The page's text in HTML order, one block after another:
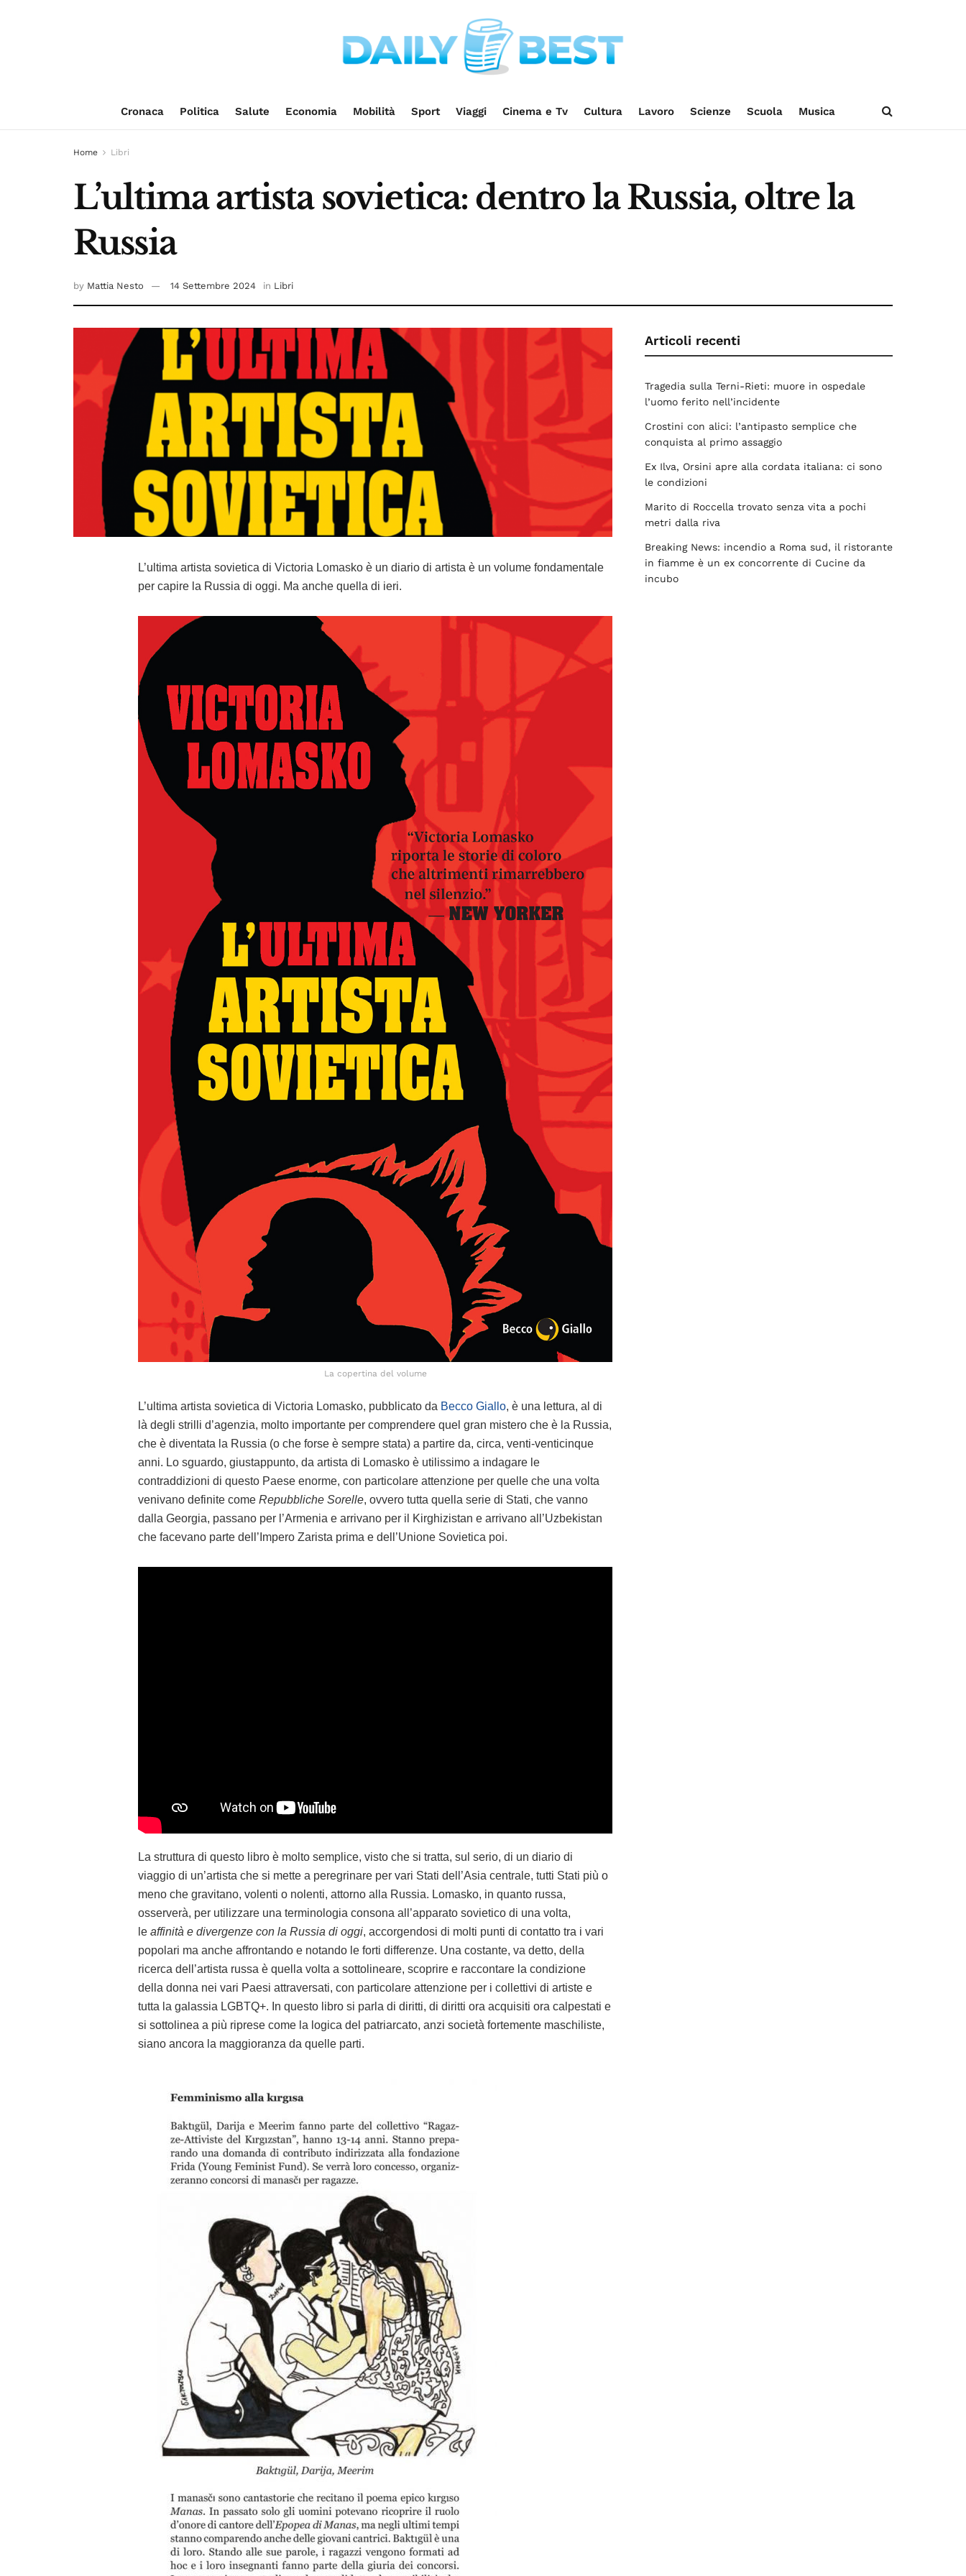
Cronaca Politica Salute Economia Mobilità Sport Viaggi Cinema e Tv Cultura Lavoro Scienze Scuola Musica
Home Libri
L’ultima artista sovietica: dentro la Russia, oltre la
Russia
by Mattia Nesto 14 Settembre 2024 in Libri
L’ultima artista sovietica di Victoria Lomasko è un diario di artista è un volume fondamentale
per capire la Russia di oggi. Ma anche quella di ieri.
La copertina del volume
L’ultima artista sovietica di Victoria Lomasko, pubblicato da Becco Giallo, è una lettura, al di
là degli strilli d’agenzia, molto importante per comprendere quel gran mistero che è la Russia,
che è diventata la Russia (o che forse è sempre stata) a partire da, circa, venti-venticinque
anni. Lo sguardo, giustappunto, da artista di Lomasko è utilissimo a indagare le
contraddizioni di questo Paese enorme, con particolare attenzione per quelle che una volta
venivano definite come Repubbliche Sorelle, ovvero tutta quella serie di Stati, che vanno
dalla Georgia, passano per l’Armenia e arrivano per il Kirghizistan e arrivano all’Uzbekistan
che facevano parte dell’Impero Zarista prima e dell’Unione Sovietica poi.
La struttura di questo libro è molto semplice, visto che si tratta, sul serio, di un diario di
viaggio di un’artista che si mette a peregrinare per vari Stati dell’Asia centrale, tutti Stati più o
meno che gravitano, volenti o nolenti, attorno alla Russia. Lomasko, in quanto russa,
osserverà, per utilizzare una terminologia consona all’apparato sovietico di una volta,
le affinità e divergenze con la Russia di oggi, accorgendosi di molti punti di contatto tra i vari
popolari ma anche affrontando e notando le forti differenze. Una costante, va detto, della
ricerca dell’artista russa è quella volta a sottolineare, scoprire e raccontare la condizione
della donna nei vari Paesi attraversati, con particolare attenzione per i collettivi di artiste e
tutta la galassia LGBTQ+. In questo libro si parla di diritti, di diritti ora acquisiti ora calpestati e
si sottolinea a più riprese come la logica del patriarcato, anzi società fortemente maschiliste,
siano ancora la maggioranza da quelle parti.
Articoli recenti
Tragedia sulla Terni-Rieti: muore in ospedale
l’uomo ferito nell’incidente
Crostini con alici: l’antipasto semplice che
conquista al primo assaggio
Ex Ilva, Orsini apre alla cordata italiana: ci sono
le condizioni
Marito di Roccella trovato senza vita a pochi
metri dalla riva
Breaking News: incendio a Roma sud, il ristorante
in fiamme è un ex concorrente di Cucine da
incubo